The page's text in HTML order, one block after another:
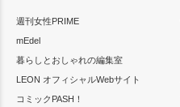
週刊女性PRIME
mEdel
暮らしとおしゃれの編集室
LEON オフィシャルWebサイト
コミックPASH！